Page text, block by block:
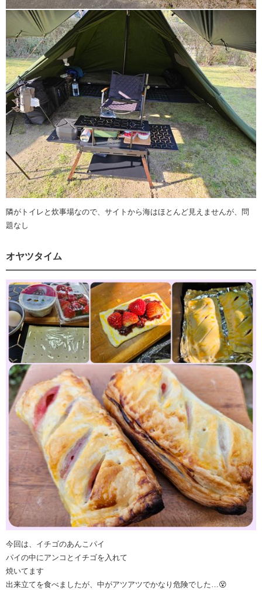
隣がトイレと炊事場なので、サイトから海はほとんど見えませんが、問
題なし
オヤツタイム
今回は、イチゴのあんこパイ
パイの中にアンコとイチゴを入れて
焼いてます
出来立てを食べましたが、中がアツアツでかなり危険でした…😵